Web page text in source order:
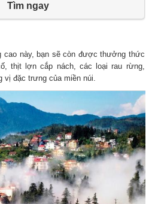
Tìm ngay
cao này, bạn sẽ còn được thưởng thức
thịt lợn cắp nách, các loại rau rừng,
đặc trưng của miền núi.